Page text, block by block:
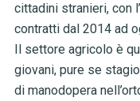
cittadini stranieri, con
contratti dal 2014 ad
Il settore agricolo è
giovani, pure se
di manodopera